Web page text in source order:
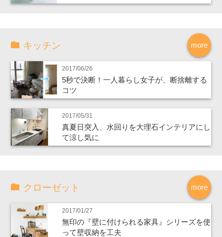
more
キッチン
2017/06/26
5秒で決断！一人暮らし女子が、断捨離する
コツ
2017/05/31
真夏日突入、水回りを大理石インテリアにし
て涼し気に
more
クローゼット
2017/01/27
無印の『壁に付けられる家具』シリーズを使
って壁収納を工夫